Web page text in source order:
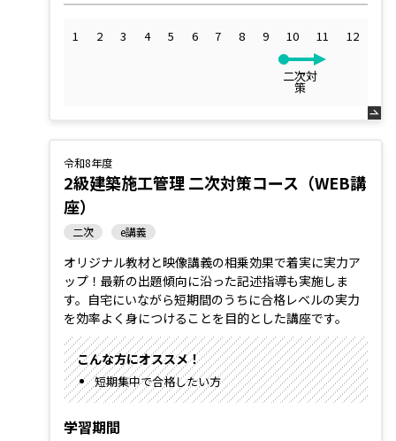
1 2 3 4 5 6 7 8 9 10 11 12
二次対
策
令和8年度
2級建築施工管理 二次対策コース（WEB講
座）
二次 e講義
オリジナル教材と映像講義の相乗効果で着実に実力ア
ップ！最新の出題傾向に沿った記述指導も実施しま
す。自宅にいながら短期間のうちに合格レベルの実力
を効率よく身につけることを目的とした講座です。
こんな方にオススメ！
短期集中で合格したい方
学習期間